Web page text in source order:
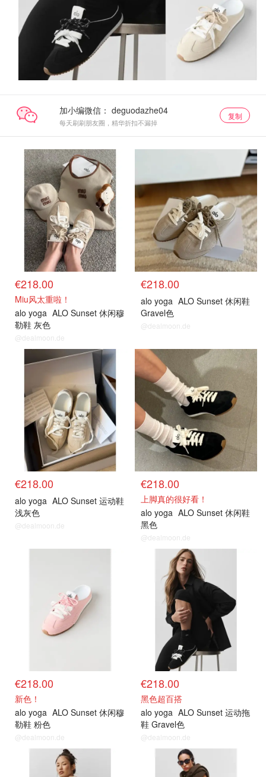
加小编微信：
每天刷刷朋友圈，精华折扣不漏掉
复制
€218.00
Miu风太重啦！
alo yoga ALO Sunset 休闲穆
勒鞋 灰色
@dealmoon.de
€218.00
alo yoga ALO Sunset 休闲鞋
Gravel色
@dealmoon.de
€218.00
alo yoga ALO Sunset 运动鞋
浅灰色
@dealmoon.de
€218.00
上脚真的很好看！
alo yoga ALO Sunset 休闲鞋
黑色
@dealmoon.de
€218.00
新色！
alo yoga ALO Sunset 休闲穆
勒鞋 粉色
@dealmoon.de
€218.00
黑色超百搭
alo yoga ALO Sunset 运动拖
鞋 Gravel色
@dealmoon.de